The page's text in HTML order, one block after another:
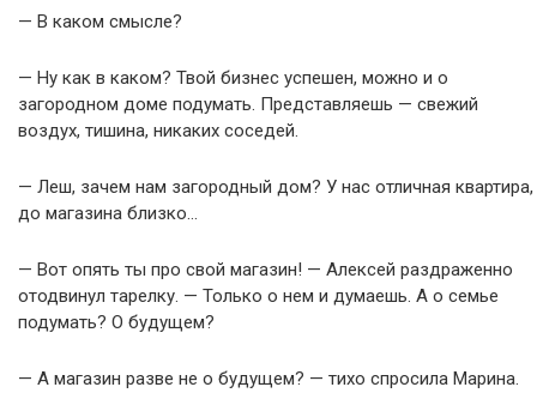
— В каком смысле?
— Ну как в каком? Твой бизнес успешен, можно и о
загородном доме подумать. Представляешь — свежий
воздух, тишина, никаких соседей.
— Леш, зачем нам загородный дом? У нас отличная квартира,
до магазина близко…
— Вот опять ты про свой магазин! — Алексей раздраженно
отодвинул тарелку. — Только о нем и думаешь. А о семье
подумать? О будущем?
— А магазин разве не о будущем? — тихо спросила Марина.